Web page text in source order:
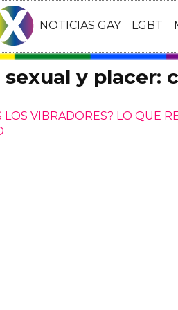
NOTICIAS GAY LGBT
y placer:
LOS VIBRADORES? LO QUE